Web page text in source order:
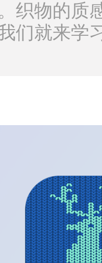
织物的质
们就来学